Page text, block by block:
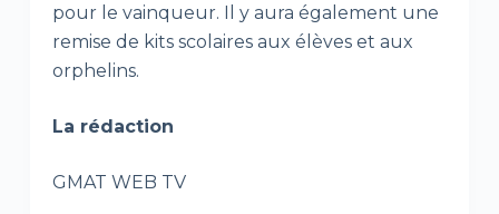
pour le vainqueur. Il y aura également une
remise de kits scolaires aux élèves et aux
orphelins.
La rédaction
GMAT WEB TV